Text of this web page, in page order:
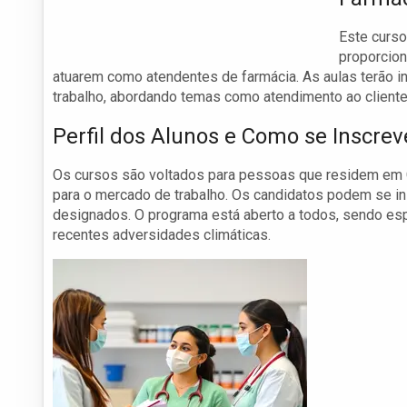
Este
atuarem como atendentes de farmácia. As aulas terão
trabalho, abordando temas como atendimento ao
Perfil dos Alunos e Como se
Os cursos são voltados para pessoas que residem
para o mercado de trabalho. Os candidatos podem se
designados. O programa está aberto a todos, sendo
recentes adversidades climáticas.